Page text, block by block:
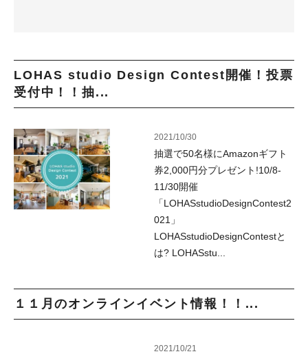
LOHAS studio Design Contest開催！投票
受付中！！抽...
2021/10/30
抽選で50名様にAmazonギフト
券2,000円分プレゼント!10/8-
11/30開催
「LOHASstudioDesignContest2
021」
LOHASstudioDesignContestと
は? LOHASstu...
１１月のオンラインイベント情報！！...
2021/10/21